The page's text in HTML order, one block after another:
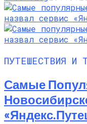
ПУТЕШЕСТВИЯ И
Самые